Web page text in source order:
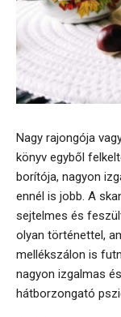
Nagy rajongója
könyv egyből
borítója, nagyon
ennél is jobb. A
sejtelmes és
olyan történettel,
mellékszálon is
nagyon izgalmas
hátborzongató